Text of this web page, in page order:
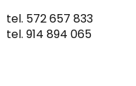
tel. 572 657 833
tel. 914 894 065